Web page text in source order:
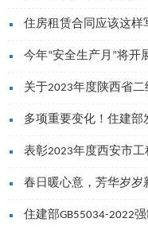
住房租赁合同应该这样
今年“安全生产月”将开
关于2023年度陕西省
表彰2023年度西安市
春日暖心意，芳华岁
住建部GB55034-2022